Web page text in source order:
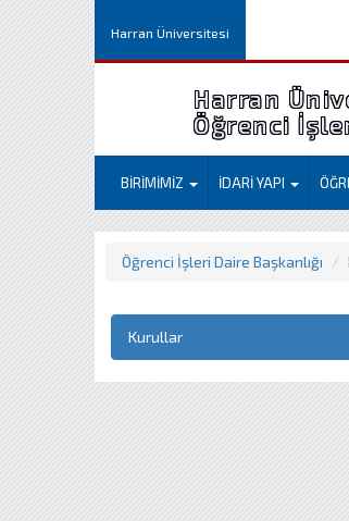
Harran Üniversitesi
Öğrenci
BİRİMİMİZ İDARİ YAPI
Öğrenci İşleri Daire Başkanlığı
Kurullar